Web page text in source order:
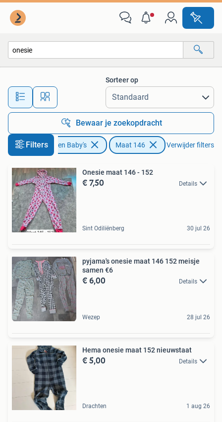
Alle afstanden…
Sorteer op
Bewaar je zoekopdracht
Filters
Kinderen en Baby's Maat 146 Verwijder filters
Onesie maat 146 - 152
€ 7,50 Details
Sint Odiliënberg 30 jul 26
pyjama's onesie maat 146 152 meisje
samen €6
€ 6,00 Details
Wezep 28 jul 26
Hema onesie maat 152 nieuwstaat
€ 5,00 Details
Drachten 1 aug 26